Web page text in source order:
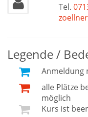
Tel.
Legende /
Anmeldung
alle Plätze
möglich
Kurs ist